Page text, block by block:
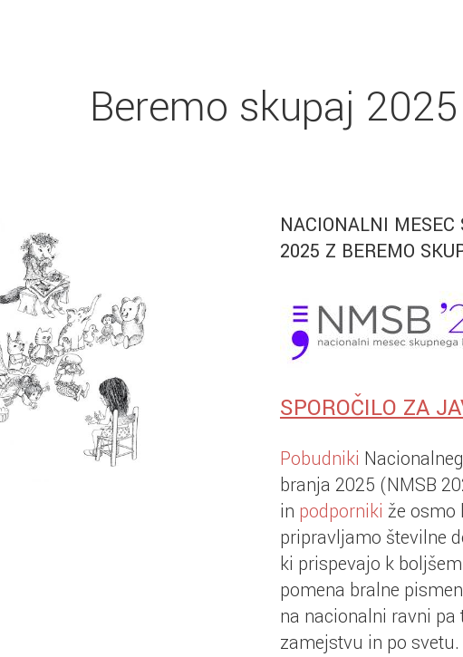
Beremo skupaj 2025
NACIONALNI
2025 Z BEREMO
SPOROČILO ZA
Pobudniki
branja 2025 (NMSB
in podporniki že osmo
pripravljamo številne
ki prispevajo k
pomena bralne
na nacionalni ravni
zamejstvu in po svetu.